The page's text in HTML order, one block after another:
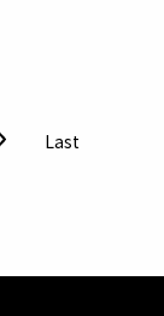
促進會共同支
，可以看見運
傳出已向波爾
人，讓球團失
」然而，以前
Last